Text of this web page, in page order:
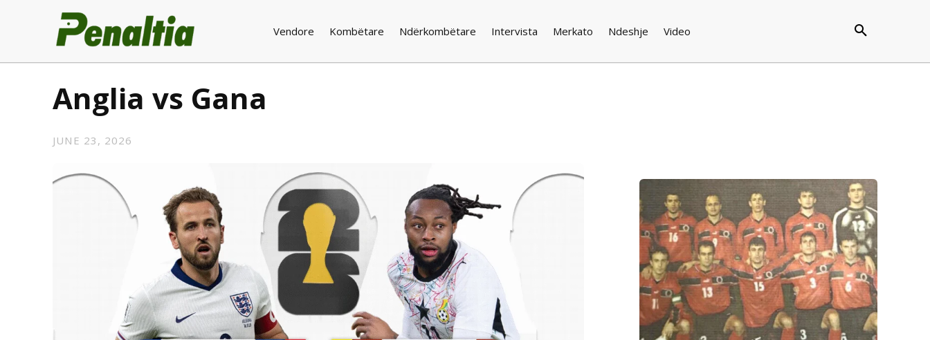
Vendore Kombëtare Ndërkombëtare Intervista Merkato Ndeshje Video
Anglia vs Gana
JUNE 23, 2026